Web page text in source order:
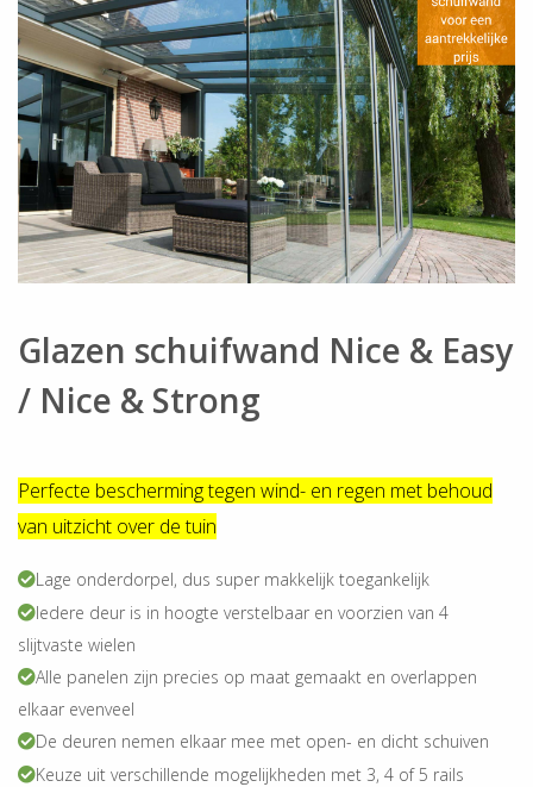
Glazen schuifwand Nice & Easy
/ Nice & Strong
Perfecte bescherming tegen wind- en regen met behoud
van uitzicht over de tuin
Lage onderdorpel, dus super makkelijk toegankelijk
Iedere deur is in hoogte verstelbaar en voorzien van 4
slijtvaste wielen
Alle panelen zijn precies op maat gemaakt en overlappen
elkaar evenveel
De deuren nemen elkaar mee met open- en dicht schuiven
Keuze uit verschillende mogelijkheden met 3, 4 of 5 rails